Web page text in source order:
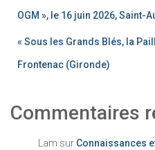
OGM », le 16 juin 2026, Saint-
« Sous les Grands Blés, la
Frontenac (Gironde)
Commentaires
Lam sur Connaissances